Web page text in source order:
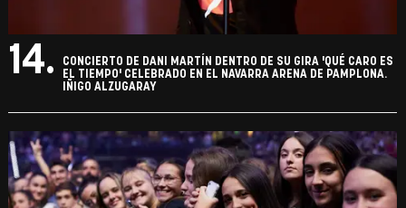
14.
CONCIERTO DE DANI MARTÍN DENTRO DE SU GIRA 'QUÉ CARO ES
EL TIEMPO' CELEBRADO EN EL NAVARRA ARENA DE PAMPLONA.
IÑIGO ALZUGARAY